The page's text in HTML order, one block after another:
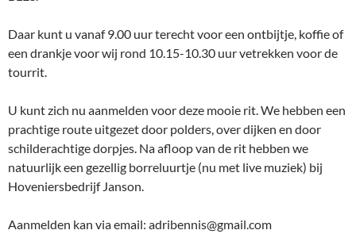
Daar kunt u vanaf 9.00 uur terecht voor een ontbijtje, koffie of
een drankje voor wij rond 10.15-10.30 uur vetrekken voor de
tourrit.
U kunt zich nu aanmelden voor deze mooie rit. We hebben een
prachtige route uitgezet door polders, over dijken en door
schilderachtige dorpjes. Na afloop van de rit hebben we
natuurlijk een gezellig borreluurtje (nu met live muziek) bij
Hoveniersbedrijf Janson.
Aanmelden kan via email: adribennis@gmail.com